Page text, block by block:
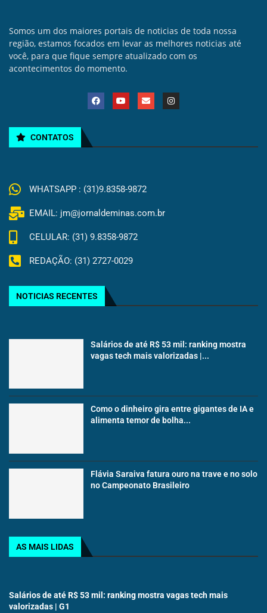
Somos um dos maiores portais de noticias de toda nossa
região, estamos focados em levar as melhores noticias até
você, para que fique sempre atualizado com os
acontecimentos do momento.
CONTATOS
WHATSAPP : (31)9.8358-9872
EMAIL: jm@jornaldeminas.com.br
CELULAR: (31) 9.8358-9872
REDAÇÃO: (31) 2727-0029
NOTICIAS RECENTES
Salários de até R$ 53 mil: ranking mostra
vagas tech mais valorizadas |...
Como o dinheiro gira entre gigantes de IA e
alimenta temor de bolha...
Flávia Saraiva fatura ouro na trave e no solo
no Campeonato Brasileiro
AS MAIS LIDAS
Salários de até R$ 53 mil: ranking mostra vagas tech mais
valorizadas | G1